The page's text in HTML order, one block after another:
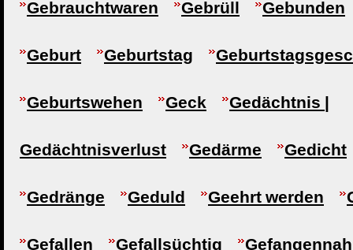
Gebrauchtwaren Gebrüll Gebunden
Geburt Geburtstag
Geburtswehen Geck Gedächtnis |
Gedächtnisverlust Gedärme Gedicht
Gedränge Geduld Geehrt werden
Gefallen Gefallsüchtig